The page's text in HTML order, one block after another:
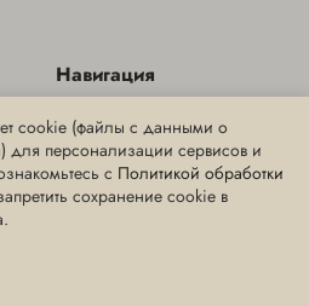
Навигация
Специальные предложения
Блог
Интернет-магазин
cookie (файлы с данными о
для персонализации сервисов и
с Политикой обработки
сохранение cookie в